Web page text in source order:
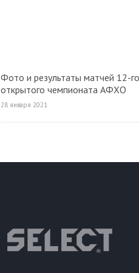
Фото и результаты матчей 12-
открытого чемпионата АФХО
2020/2021.
28 января 2021